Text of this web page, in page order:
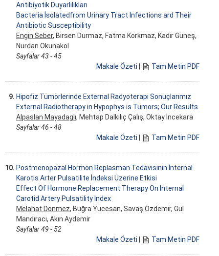
Antibiyotik Duyarlılıkları
Bacteria İsolatedfrom Urinary Tract Infections ard Their
Antibiotic Susceptibility
Engin Seber, Birsen Durmaz, Fatma Korkmaz, Kadir Güneş,
Nurdan Okunakol
Sayfalar 43 - 45
Makale Özeti
Tam Metin PDF
9. Hipofiz Tümörlerinde External Radyoterapi Sonuçlarımız
External Radiotherapy in Hypophys is Tumors; Our Results
Alpaslan Mayadaglı, Mehtap Dalkılıç Çalış, Oktay İncekara
Sayfalar 46 - 48
Makale Özeti
Tam Metin PDF
10. Postmenopazal Hormon Replasman Tedavisinin İnternal
Karotis Arter Pulsatilite İndeksi Üzerine Etkisi
Effect Of Hormone Replacement Therapy On Internal
Carotid Artery Pulsatility Index
Melahat Dönmez, Buğra Yücesan, Savaş Özdemir, Gül
Mandıracı, Akın Aydemir
Sayfalar 49 - 52
Makale Özeti
Tam Metin PDF